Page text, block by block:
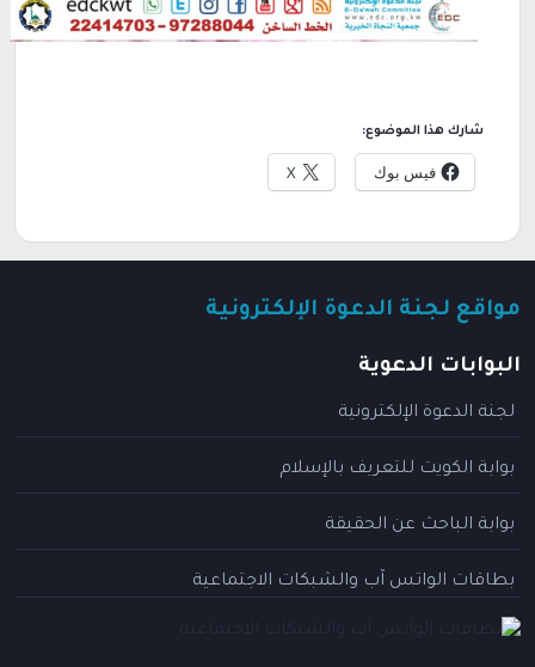
شارك هذا الموضوع:
فيس بوك X
مواقع لجنة الدعوة الإلكترونية
البوابات الدعوية
لجنة الدعوة الإلكترونية
بوابة الكويت للتعريف بالإسلام
بوابة الباحث عن الحقيقة
بطاقات الواتس آب والشبكات الاجتماعية